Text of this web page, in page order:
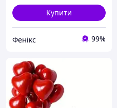
Купити
Фенікс 99%